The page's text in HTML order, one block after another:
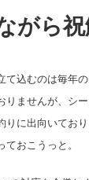
がら
て込むのは毎年
りませんが、シ
りに出向いてお
おこうっと。